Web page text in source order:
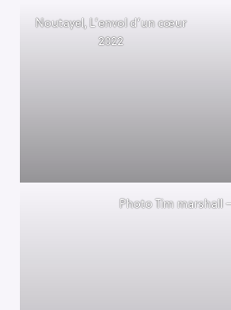
Noutayel, L’envol d’un cœur
2022
Photo Tim marshall